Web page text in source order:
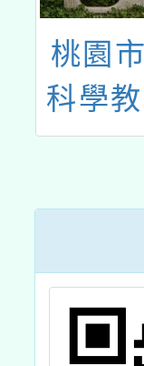
桃園
科學
點學
與應
機電
師